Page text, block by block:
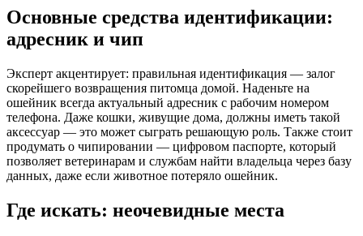
Основные средства идентификации:
адресник и чип
Эксперт акцентирует: правильная идентификация — залог
скорейшего возвращения питомца домой. Наденьте на
ошейник всегда актуальный адресник с рабочим номером
телефона. Даже кошки, живущие дома, должны иметь такой
аксессуар — это может сыграть решающую роль. Также стоит
продумать о чипировании — цифровом паспорте, который
позволяет ветеринарам и службам найти владельца через базу
данных, даже если животное потеряло ошейник.
Где искать: неочевидные места